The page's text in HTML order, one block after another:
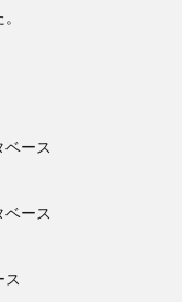
ベース
ベース
ス